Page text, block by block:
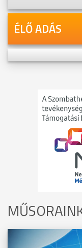
ÉLŐ ADÁS